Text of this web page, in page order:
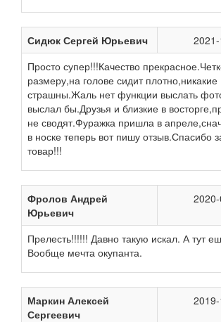
Сидюк Сергей Юрьевич
Просто супер!!!Качество
размеру,на голове сидит плотно,никакие
страшны.Жаль нет функции выслать
выслал бы.Друзья и близкие в
не сводят.Фуражка пришла в
в носке теперь вот пишу отзыв.Спасибо
товар!!!
Фролов Андрей
Юрьевич
Прелесть!!!!!! Давно такую искал. А тут
Вообще мечта окупанта.
Маркин Алексей
Сергеевич